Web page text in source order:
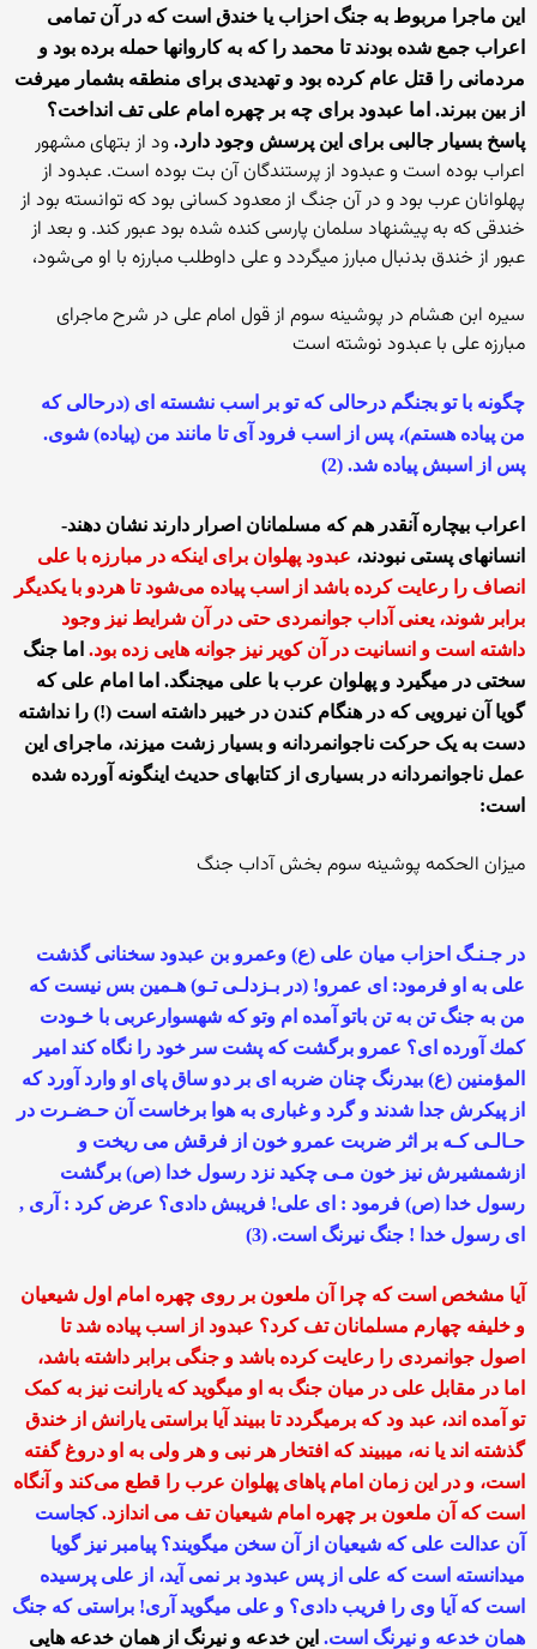
این ماجرا مربوط به جنگ احزاب یا خندق است که در آن تمامی
اعراب جمع شده بودند تا محمد را که به کاروانها حمله برده بود و
مردمانی را قتل عام کرده بود و تهدیدی برای منطقه بشمار میرفت
از بین ببرند. اما عبدود برای چه بر چهره امام علی تف انداخت؟
پاسخ بسیار جالبی برای این پرسش وجود دارد. ود از بتهای مشهور
اعراب بوده است و عبدود از پرستندگان آن بت بوده است. عبدود از
پهلوانان عرب بود و در آن جنگ از معدود کسانی بود که توانسته بود از
خندقی که به پیشنهاد سلمان پارسی کنده شده بود عبور کند. و بعد از
عبور از خندق بدنبال مبارز میگردد و علی داوطلب مبارزه با او می‌شود،
سیره ابن هشام در پوشینه سوم از قول امام علی در شرح ماجرای
مبارزه علی با عبدود نوشته است
چگونه با تو بجنگم درحالی که تو بر اسب نشسته ای (درحالی که
من پیاده هستم)، پس از اسب فرود آی تا مانند من (پیاده) شوی.
پس از اسبش پیاده شد. (2)
اعراب بیچاره آنقدر هم که مسلمانان اصرار دارند نشان دهند-
انسانهای پستی نبودند، عبدود پهلوان برای اینکه در مبارزه با علی
انصاف را رعایت کرده باشد از اسب پیاده می‌شود تا هردو با یکدیگر
برابر شوند، یعنی آداب جوانمردی حتی در آن شرایط نیز وجود
داشته است و انسانیت در آن کویر نیز جوانه هایی زده بود. اما جنگ
سختی در میگیرد و پهلوان عرب با علی میجنگد. اما امام علی که
گویا آن نیرویی که در هنگام کندن در خیبر داشته است (!) را نداشته
دست به یک حرکت ناجوانمردانه و بسیار زشت میزند، ماجرای این
عمل ناجوانمردانه در بسیاری از کتابهای حدیث اینگونه آورده شده
است:
میزان الحکمه پوشینه سوم بخش آداب جنگ
در جـنـگ احزاب میان على (ع) وعمرو بن عبدود سخنانى گذشت
على به او فرمود: اى عمرو! (در بـزدلـى تـو) هـمین بس نیست كه
من به جنگ تن به تن باتو آمده ام وتو كه شهسوارعربى با خـودت
كمك آورده اى؟ عمرو برگشت كه پشت سر خود را نگاه كند امیر
المؤمنین (ع) بیدرنگ چنان ضربه اى بر دو ساق پاى او وارد آورد كه
از پیكرش جدا شدند و گرد و غبارى به هوا برخاست آن حـضـرت در
حـالـى كـه بر اثر ضربت عمرو خون از فرقش مى ریخت و
ازشمشیرش نیز خون مـى چكید نزد رسول خدا (ص) برگشت
رسول خدا (ص) فرمود : اى على! فریبش دادى؟ عرض كرد : آرى ,
اى رسول خدا ! جنگ نیرنگ است. (3)
آیا مشخص است که چرا آن ملعون بر روی چهره امام اول شیعیان
و خلیفه چهارم مسلمانان تف کرد؟ عبدود از اسب پیاده شد تا
اصول جوانمردی را رعایت کرده باشد و جنگی برابر داشته باشد،
اما در مقابل علی در میان جنگ به او میگوید که یارانت نیز به کمک
تو آمده اند، عبد ود که برمیگردد تا ببیند آیا براستی یارانش از خندق
گذشته اند یا نه، میبیند که افتخار هر نبی و هر ولی به او دروغ گفته
است، و در این زمان امام پاهای پهلوان عرب را قطع می‌کند و آنگاه
است که آن ملعون بر چهره امام شیعیان تف می اندازد. کجاست
آن عدالت علی که شیعیان از آن سخن میگویند؟ پیامبر نیز گویا
میدانسته است که علی از پس عبدود بر نمی آید، از علی پرسیده
است که آیا وی را فریب دادی؟ و علی میگوید آری! براستی که جنگ
همان خدعه و نیرنگ است. این خدعه و نیرنگ از همان خدعه هایی